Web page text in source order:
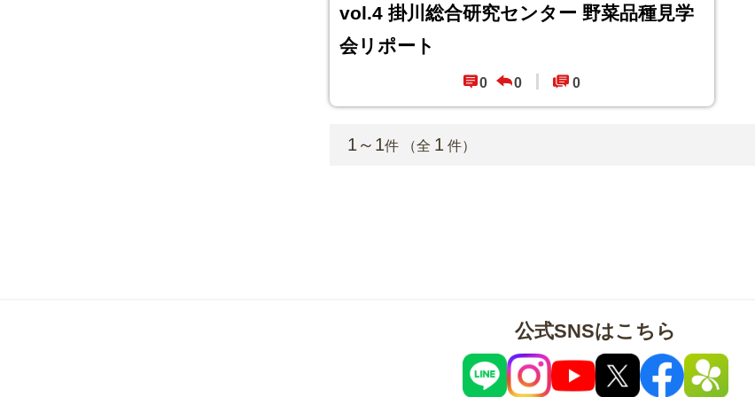
vol.4 掛川総合研究センター 野菜品種見学
会リポート
0 0 0
1～1件 （全 1 件）
公式SNSはこちら